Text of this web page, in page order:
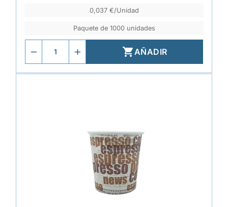
0,037 €/Unidad
Paquete de 1000 unidades
AÑADIR